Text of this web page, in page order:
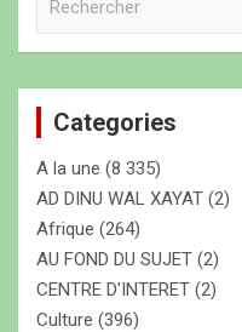
e
c
h
e
r
Categories
A la une (8 335)
AD DINU WAL XAYAT (2)
Afrique (264)
AU FOND DU SUJET (2)
CENTRE D'INTERET (2)
Culture (396)